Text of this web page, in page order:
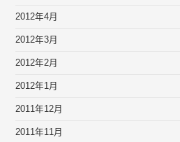
2012年4月
2012年3月
2012年2月
2012年1月
2011年12月
2011年11月